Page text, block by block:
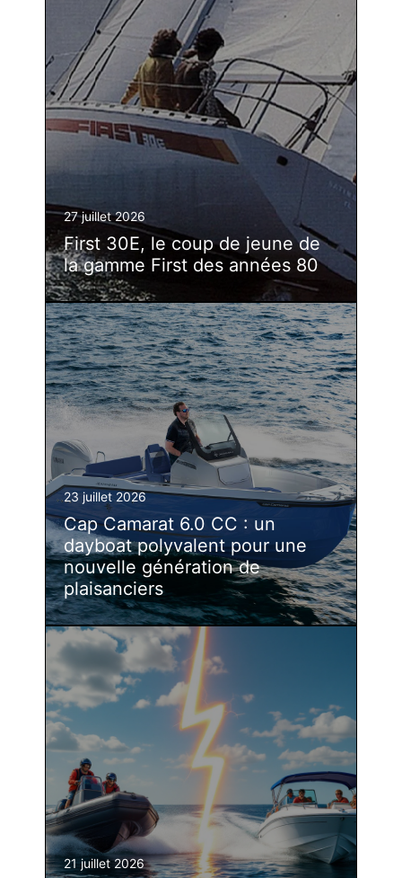
27 juillet 2026
First 30E, le coup de jeune de
la gamme First des années 80
23 juillet 2026
Cap Camarat 6.0 CC : un
dayboat polyvalent pour une
nouvelle génération de
plaisanciers
21 juillet 2026